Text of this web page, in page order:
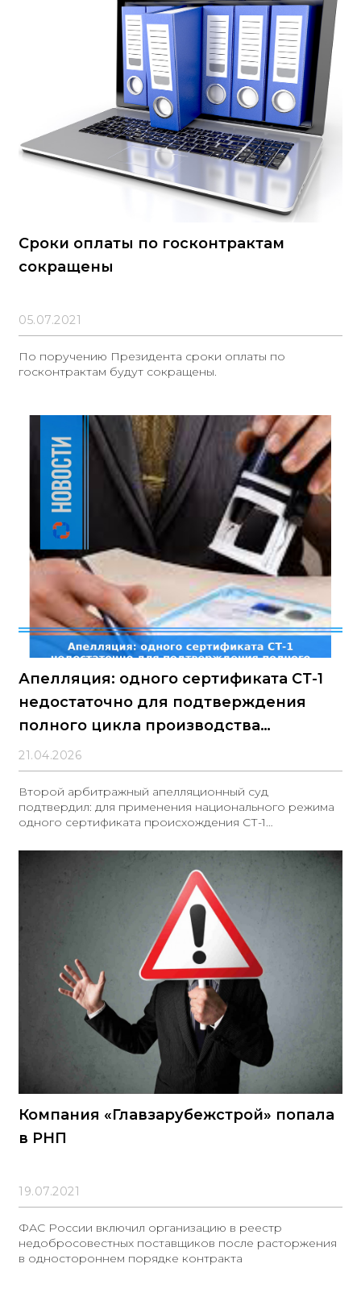
Сроки оплаты по госконтрактам
сокращены
05.07.2021
По поручению Президента сроки оплаты по
госконтрактам будут сокращены.
Апелляция: одного сертификата СТ-1
недостаточно для подтверждения
полного цикла производства
лекарства при нацрежиме
21.04.2026
Второй арбитражный апелляционный суд
подтвердил: для применения национального режима
одного сертификата происхождения СТ-1
производства лекарственного препарата, включая
синтез действующего вещества на территории
ЕАЭС.Поводом стал электронный аукцион на
поставку норэпинефрина
Компания «Главзарубежстрой» попала
в РНП
19.07.2021
ФАС России включил организацию в реестр
недобросовестных поставщиков после расторжения
в одностороннем порядке контракта